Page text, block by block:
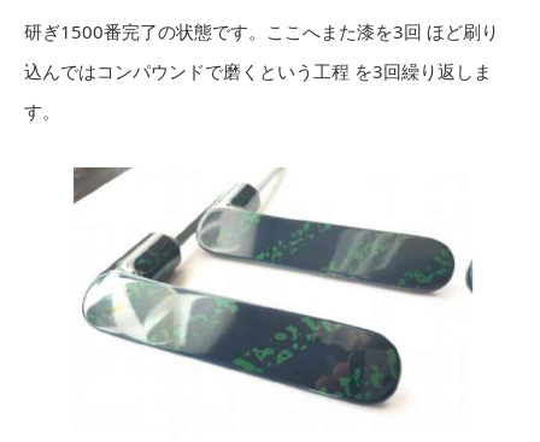
研ぎ1500番完了の状態です。ここへまた漆を3回 ほど刷り
込んではコンパウンドで磨くという工程 を3回繰り返しま
す。